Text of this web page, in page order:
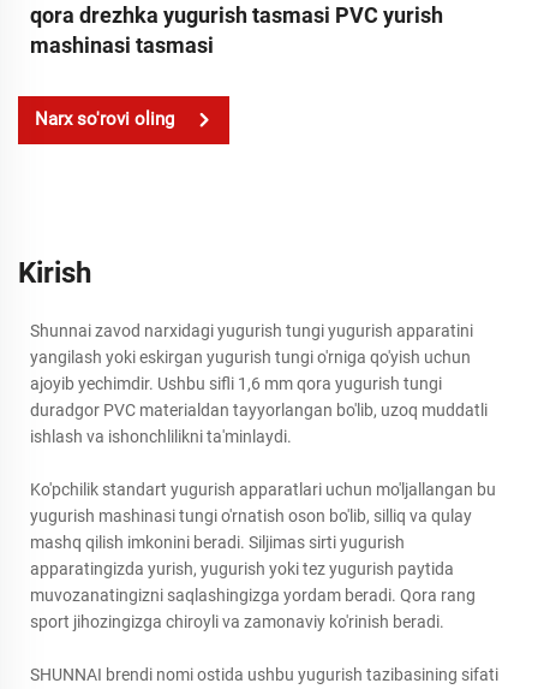
qora drezhka yugurish tasmasi PVC yurish
mashinasi tasmasi
Narx so'rovi oling
Kirish
Shunnai zavod narxidagi yugurish tungi yugurish apparatini
yangilash yoki eskirgan yugurish tungi o'rniga qo'yish uchun
ajoyib yechimdir. Ushbu sifli 1,6 mm qora yugurish tungi
duradgor PVC materialdan tayyorlangan bo'lib, uzoq muddatli
ishlash va ishonchlilikni ta'minlaydi.
Ko'pchilik standart yugurish apparatlari uchun mo'ljallangan bu
yugurish mashinasi tungi o'rnatish oson bo'lib, silliq va qulay
mashq qilish imkonini beradi. Siljimas sirti yugurish
apparatingizda yurish, yugurish yoki tez yugurish paytida
muvozanatingizni saqlashingizga yordam beradi. Qora rang
sport jihozingizga chiroyli va zamonaviy ko'rinish beradi.
SHUNNAI brendi nomi ostida ushbu yugurish tazibasining sifati